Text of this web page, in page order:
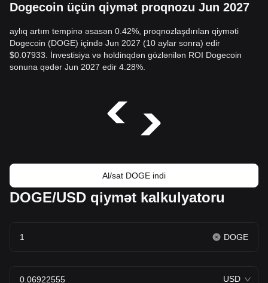
Dogecoin üçün qiymət proqnozu Jun 2027
aylıq artım tempinə əsasən 0.42%, proqnozlaşdırılan qiyməti
Dogecoin (DOGE) içində Jun 2027 (10 aylar sonra) edir
$0.07933. İnvestisiya və holdinqdən gözlənilən ROI Dogecoin
sonuna qədər Jun 2027 edir 4.28%.
Al/sat DOGE indi
DOGE/USD qiymət kalkulyatoru
DOGE
USD